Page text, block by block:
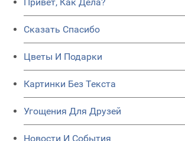
Привет, Как Дела?
Сказать Спасибо
Цветы И Подарки
Картинки Без Текста
Угощения Для Друзей
Новости И События